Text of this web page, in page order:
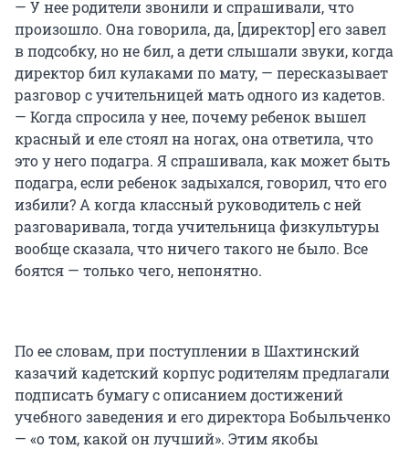
— У нее родители звонили и спрашивали, что
произошло. Она говорила, да, [директор] его завел
в подсобку, но не бил, а дети слышали звуки, когда
директор бил кулаками по мату, — пересказывает
разговор с учительницей мать одного из кадетов.
— Когда спросила у нее, почему ребенок вышел
красный и еле стоял на ногах, она ответила, что
это у него подагра. Я спрашивала, как может быть
подагра, если ребенок задыхался, говорил, что его
избили? А когда классный руководитель с ней
разговаривала, тогда учительница физкультуры
вообще сказала, что ничего такого не было. Все
боятся — только чего, непонятно.
По ее словам, при поступлении в Шахтинский
казачий кадетский корпус родителям предлагали
подписать бумагу с описанием достижений
учебного заведения и его директора Бобыльченко
— «о том, какой он лучший». Этим якобы